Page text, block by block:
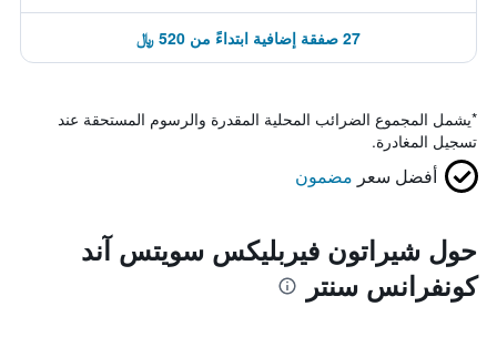
27 صفقة إضافية ابتداءً من 520 ﷼
*يشمل المجموع الضرائب المحلية المقدرة والرسوم المستحقة عند
تسجيل المغادرة.
أفضل سعر مضمون
حول شيراتون فيربليكس سويتس آند
كونفرانس سنتر